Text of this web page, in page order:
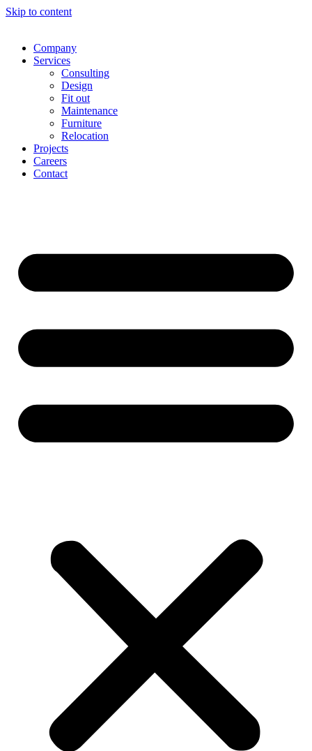
Skip to content
Company
Services
Consulting
Design
Fit out
Maintenance
Furniture
Relocation
Projects
Careers
Contact